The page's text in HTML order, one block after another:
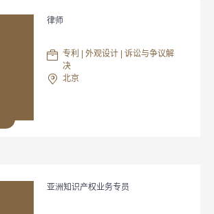
律师
专利 | 外观设计 | 诉讼与争议解
决
北京
亚洲知识产权业务专员